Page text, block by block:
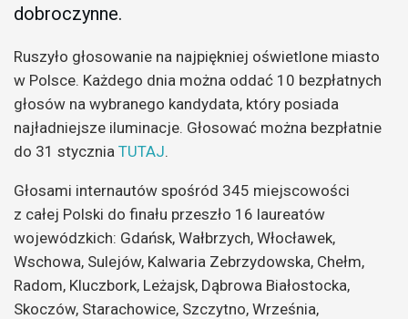
dobroczynne.
Ruszyło głosowanie na najpiękniej oświetlone miasto
w Polsce. Każdego dnia można oddać 10 bezpłatnych
głosów na wybranego kandydata, który posiada
najładniejsze iluminacje. Głosować można bezpłatnie
do 31 stycznia TUTAJ.
Głosami internautów spośród 345 miejscowości
z całej Polski do finału przeszło 16 laureatów
wojewódzkich: Gdańsk, Wałbrzych, Włocławek,
Wschowa, Sulejów, Kalwaria Zebrzydowska, Chełm,
Radom, Kluczbork, Leżajsk, Dąbrowa Białostocka,
Skoczów, Starachowice, Szczytno, Września,